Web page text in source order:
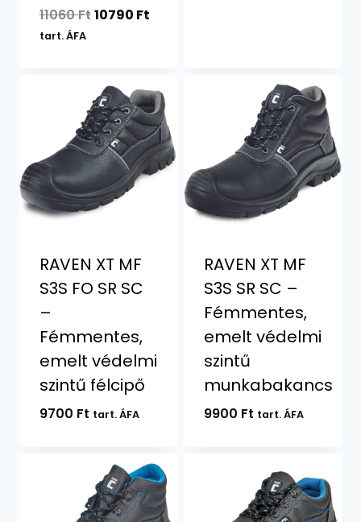
11060FtOriginal
10790 FtCurrent
tart. ÁFA
RAVEN XT MF
S3S FO SR SC
–
Fémmentes,
emelt védelmi
szintű félcipő
9700 Ft tart. ÁFA
RAVEN XT MF
S3S SR SC –
Fémmentes,
emelt védelmi
szintű
munkabakancs
9900 Ft tart. ÁFA